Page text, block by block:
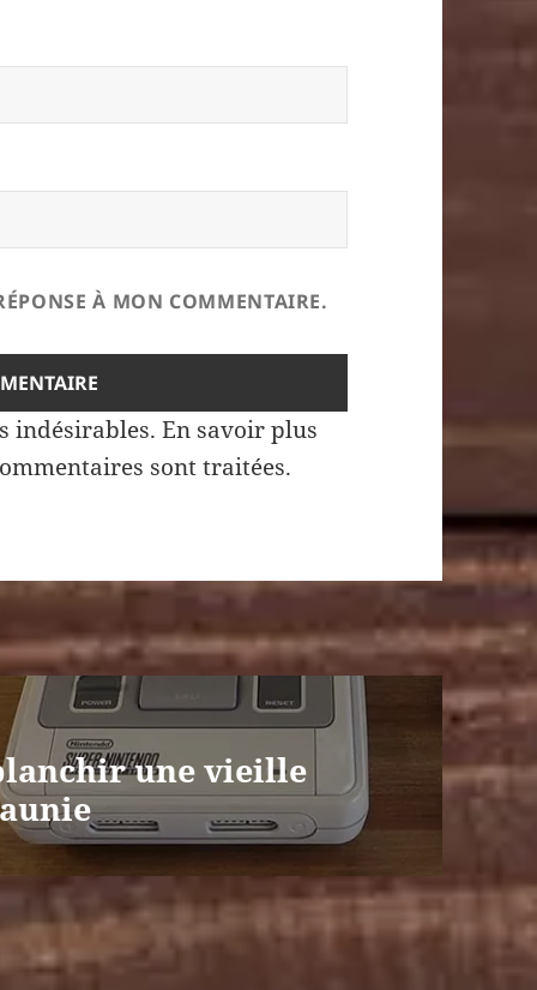
À MON COMMENTAIRE.
indésirables.En savoir plus
sont traitées.
une vieille